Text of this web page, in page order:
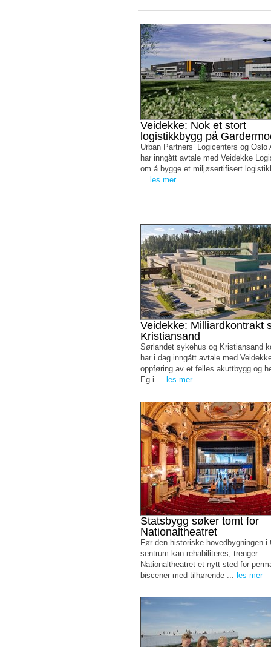
Veidekke: Nok et stort
logistikkbygg på
Urban Partners’ Logicenters og Oslo
har inngått avtale med Veidekke
om å bygge et miljøsertifisert
... les mer
Veidekke: Milliardkontrakt
Kristiansand
Sørlandet sykehus og Kristiansand
har i dag inngått avtale med
oppføring av et felles akuttbygg og
Eg i ... les mer
Statsbygg søker tomt for
Nationaltheatret
Før den historiske hovedbygningen i
sentrum kan rehabiliteres, trenger
Nationaltheatret et nytt sted for
biscener med tilhørende ... les mer